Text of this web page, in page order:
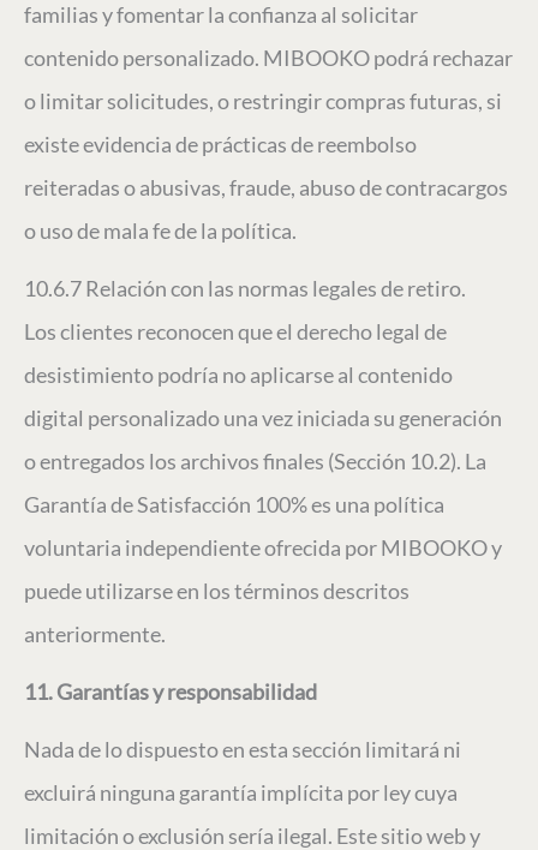
familias y fomentar la confianza al solicitar
contenido personalizado. MIBOOKO podrá rechazar
o limitar solicitudes, o restringir compras futuras, si
existe evidencia de prácticas de reembolso
reiteradas o abusivas, fraude, abuso de contracargos
o uso de mala fe de la política.
10.6.7 Relación con las normas legales de retiro.
Los clientes reconocen que el derecho legal de
desistimiento podría no aplicarse al contenido
digital personalizado una vez iniciada su generación
o entregados los archivos finales (Sección 10.2). La
Garantía de Satisfacción 100% es una política
voluntaria independiente ofrecida por MIBOOKO y
puede utilizarse en los términos descritos
anteriormente.
11. Garantías y responsabilidad
Nada de lo dispuesto en esta sección limitará ni
excluirá ninguna garantía implícita por ley cuya
limitación o exclusión sería ilegal. Este sitio web y